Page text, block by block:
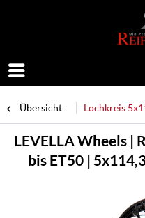
Übersicht Lochkreis
LEVELLA Wheels |
bis ET50 |